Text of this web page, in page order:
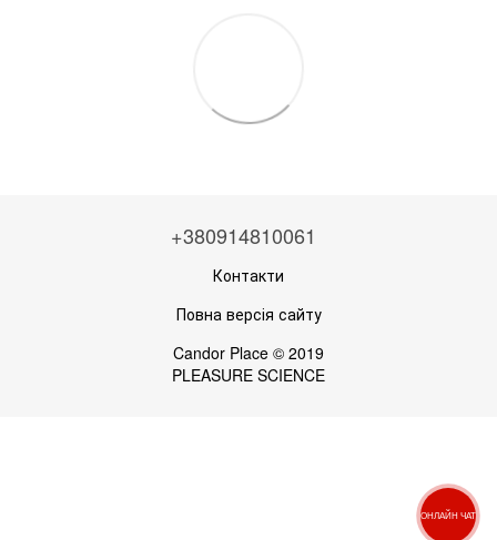
+380914810061
Контакти
Повна версія сайту
Candor Place © 2019
PLEASURE SCIENCE
ОНЛАЙН ЧАТ